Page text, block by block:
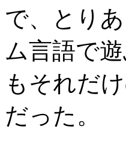
で、とり
ム言語で
もそれだ
だった。